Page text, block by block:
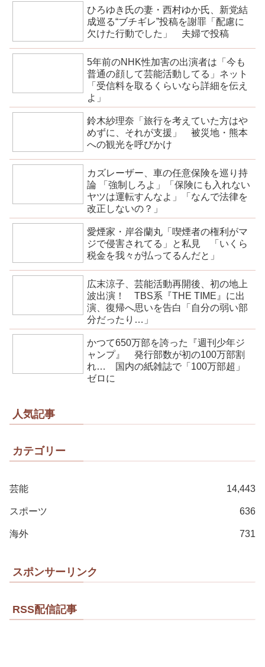
ひろゆき氏の妻・西村ゆか氏、新党結
成巡る“ブチギレ”投稿を謝罪「配慮に
欠けた行動でした」 夫婦で投稿
5年前のNHK性加害の出演者は「今も
普通の顔して芸能活動してる」ネット
「受信料を取るくらいなら詳細を伝え
よ」
鈴木紗理奈「旅行を考えていた方はや
めずに、それが支援」 被災地・熊本
への観光を呼びかけ
カズレーザー、車の任意保険を巡り持
論 「強制しろよ」「保険にも入れない
ヤツは運転すんなよ」「なんで法律を
改正しないの？」
愛煙家・岸谷蘭丸「喫煙者の権利がマ
ジで侵害されてる」と私見 「いくら
税金を我々が払ってるんだと」
広末涼子、芸能活動再開後、初の地上
波出演！ TBS系『THE TIME』に出
演、復帰へ思いを告白「自分の弱い部
分だったり…」
かつて650万部を誇った『週刊少年ジ
ャンプ』 発行部数が初の100万部割
れ… 国内の紙雑誌で「100万部超」
ゼロに
人気記事
カテゴリー
芸能 14,443
スポーツ 636
海外 731
スポンサーリンク
RSS配信記事